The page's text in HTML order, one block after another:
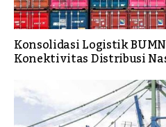
Konsolidasi Logistik
Konektivitas Distribusi